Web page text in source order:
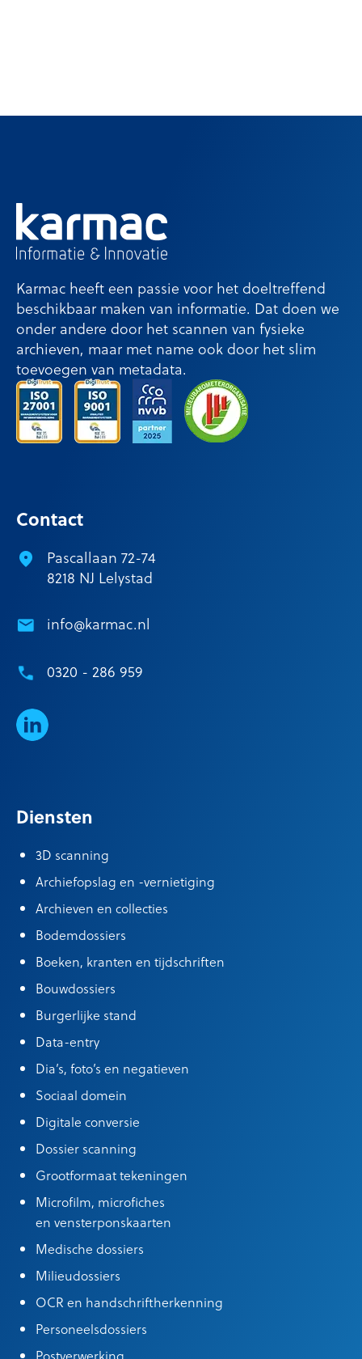
Karmac heeft een passie voor het doeltreffend
beschikbaar maken van informatie. Dat doen we
onder andere door het scannen van fysieke
archieven, maar met name ook door het slim
toevoegen van metadata.
Contact
Pascallaan 72-74
8218 NJ Lelystad
info@karmac.nl
0320 - 286 959
LinkedIn
Diensten
3D scanning
Archiefopslag en -vernietiging
Archieven en collecties
Bodemdossiers
Boeken, kranten en tijdschriften
Bouwdossiers
Burgerlijke stand
Data-entry
Dia’s, foto’s en negatieven
Sociaal domein
Digitale conversie
Dossier scanning
Grootformaat tekeningen
Microfilm, microfiches
en vensterponskaarten
Medische dossiers
Milieudossiers
OCR en handschriftherkenning
Personeelsdossiers
Postverwerking